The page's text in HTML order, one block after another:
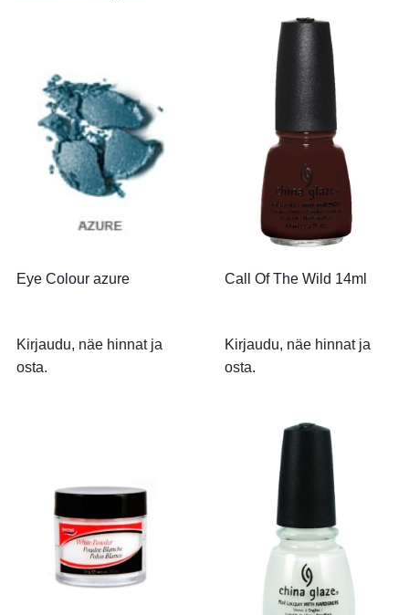
Eye Colour azure
Kirjaudu, näe hinnat ja
osta.
Call Of The Wild 14ml
Kirjaudu, näe hinnat ja
osta.